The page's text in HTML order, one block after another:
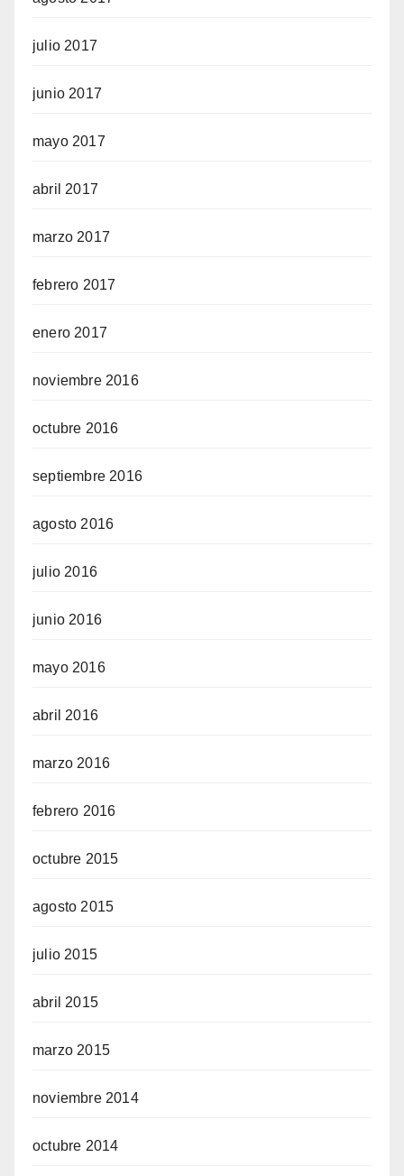
julio 2017
junio 2017
mayo 2017
abril 2017
marzo 2017
febrero 2017
enero 2017
noviembre 2016
octubre 2016
septiembre 2016
agosto 2016
julio 2016
junio 2016
mayo 2016
abril 2016
marzo 2016
febrero 2016
octubre 2015
agosto 2015
julio 2015
abril 2015
marzo 2015
noviembre 2014
octubre 2014